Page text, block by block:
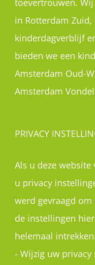
toevertrouwen.
in Rotterdam
kinderdagverblijf
bieden we een
Amsterdam Oud-
Amsterdam
PRIVACY
Als u deze website
u privacy
werd gevraagd
de instellingen
helemaal
- Wijzig uw